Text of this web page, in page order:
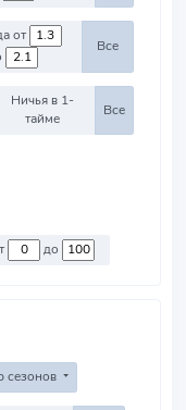
Победа от
Все
Ничья в 1-
тайме
Все
от до
сезонов